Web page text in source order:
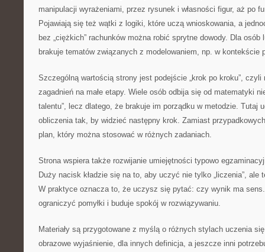
manipulacji wyrażeniami, przez rysunek i własności figur, aż po
Pojawiają się też wątki z logiki, które uczą wnioskowania, a
bez „ciężkich” rachunków można robić sprytne dowody. Dla
brakuje tematów związanych z modelowaniem, np. w kontekście
Szczególną wartością strony jest podejście „krok po kroku”,
zagadnień na małe etapy. Wiele osób odbija się od matematyki
talentu”, lecz dlatego, że brakuje im porządku w metodzie. Tutaj
obliczenia tak, by widzieć następny krok. Zamiast
plan, który można stosować w różnych zadaniach.
Strona wspiera także rozwijanie umiejętności typowo
Duży nacisk kładzie się na to, aby uczyć nie tylko „liczenia”, ale
W praktyce oznacza to, że uczysz się pytać: czy wynik ma
ograniczyć pomyłki i buduje spokój w rozwiązywaniu.
Materiały są przygotowane z myślą o różnych stylach uczenia
obrazowe wyjaśnienie, dla innych definicja, a jeszcze inni